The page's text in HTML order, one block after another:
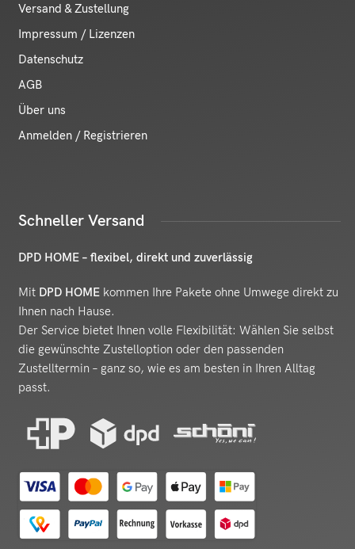
Versand & Zustellung
Impressum / Lizenzen
Datenschutz
AGB
Über uns
Anmelden / Registrieren
Schneller Versand
DPD HOME – flexibel, direkt und zuverlässig
Mit DPD HOME kommen Ihre Pakete ohne Umwege direkt zu
Ihnen nach Hause.
Der Service bietet Ihnen volle Flexibilität: Wählen Sie selbst
die gewünschte Zustelloption oder den passenden
Zustelltermin – ganz so, wie es am besten in Ihren Alltag
passt.